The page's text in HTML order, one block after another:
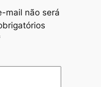
mail não será